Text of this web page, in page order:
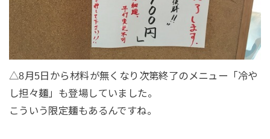
△8月5日から材料が無くなり次第終了のメニュー「冷や
し担々麺」も登場していました。
こういう限定麺もあるんですね。